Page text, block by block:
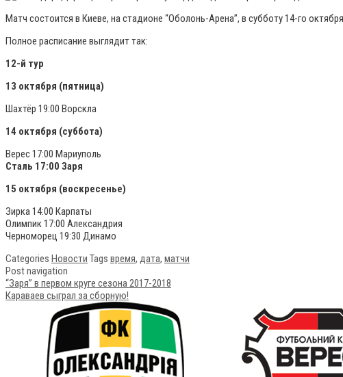
Матч состоится в Киеве, на стадионе “Оболонь-Арена”, в субботу 14-го
Полное расписание выглядит так:
12-й тур
13 октября (пятница)
Шахтёр 19:00 Ворскла
14 октября (суббота)
Верес 17:00 Мариуполь
Сталь 17:00 Заря
15 октября (воскресенье)
Зирка 14:00 Карпаты
Олимпик 17:00 Александрия
Черноморец 19:30 Динамо
Categories Новости Tags время, дата, матчи
Post navigation
“Заря” в первом круге сезона 2017-2018
Караваев сыграл за сборную!